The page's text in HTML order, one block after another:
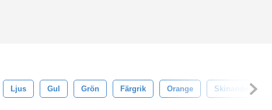
Ljus Gul Grön Färgrik Orange Skinande